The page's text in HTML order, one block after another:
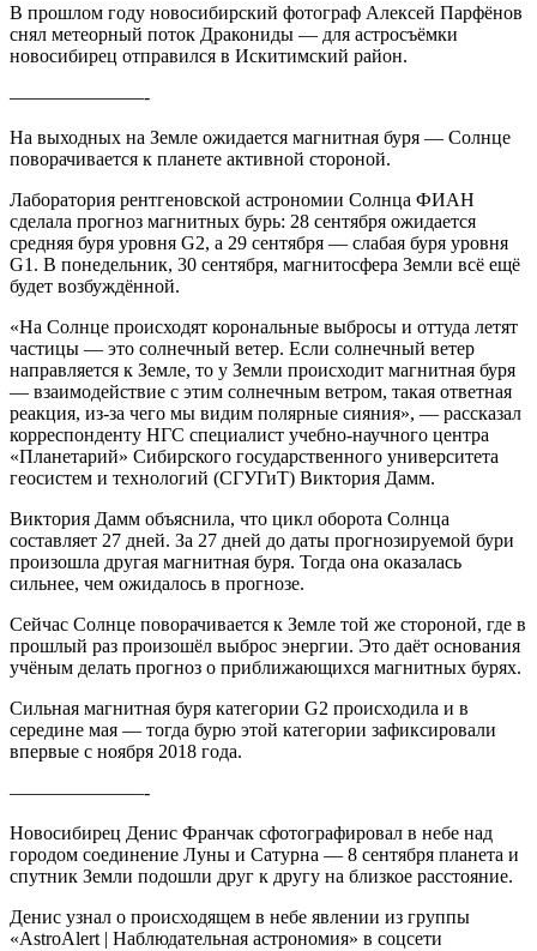
В прошлом году новосибирский фотограф Алексей Парфёнов
снял метеорный поток Дракониды — для астросъёмки
новосибирец отправился в Искитимский район.
———————-
На выходных на Земле ожидается магнитная буря — Солнце
поворачивается к планете активной стороной.
Лаборатория рентгеновской астрономии Солнца ФИАН
сделала прогноз магнитных бурь: 28 сентября ожидается
средняя буря уровня G2, а 29 сентября — слабая буря уровня
G1. В понедельник, 30 сентября, магнитосфера Земли всё ещё
будет возбуждённой.
«На Солнце происходят корональные выбросы и оттуда летят
частицы — это солнечный ветер. Если солнечный ветер
направляется к Земле, то у Земли происходит магнитная буря
— взаимодействие с этим солнечным ветром, такая ответная
реакция, из-за чего мы видим полярные сияния», — рассказал
корреспонденту НГС специалист учебно-научного центра
«Планетарий» Сибирского государственного университета
геосистем и технологий (СГУГиТ) Виктория Дамм.
Виктория Дамм объяснила, что цикл оборота Солнца
составляет 27 дней. За 27 дней до даты прогнозируемой бури
произошла другая магнитная буря. Тогда она оказалась
сильнее, чем ожидалось в прогнозе.
Сейчас Солнце поворачивается к Земле той же стороной, где в
прошлый раз произошёл выброс энергии. Это даёт основания
учёным делать прогноз о приближающихся магнитных бурях.
Сильная магнитная буря категории G2 происходила и в
середине мая — тогда бурю этой категории зафиксировали
впервые с ноября 2018 года.
———————-
Новосибирец Денис Франчак сфотографировал в небе над
городом соединение Луны и Сатурна — 8 сентября планета и
спутник Земли подошли друг к другу на близкое расстояние.
Денис узнал о происходящем в небе явлении из группы
«AstroAlert | Наблюдательная астрономия» в соцсети